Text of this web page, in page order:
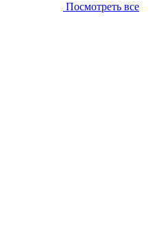
Посмотреть все